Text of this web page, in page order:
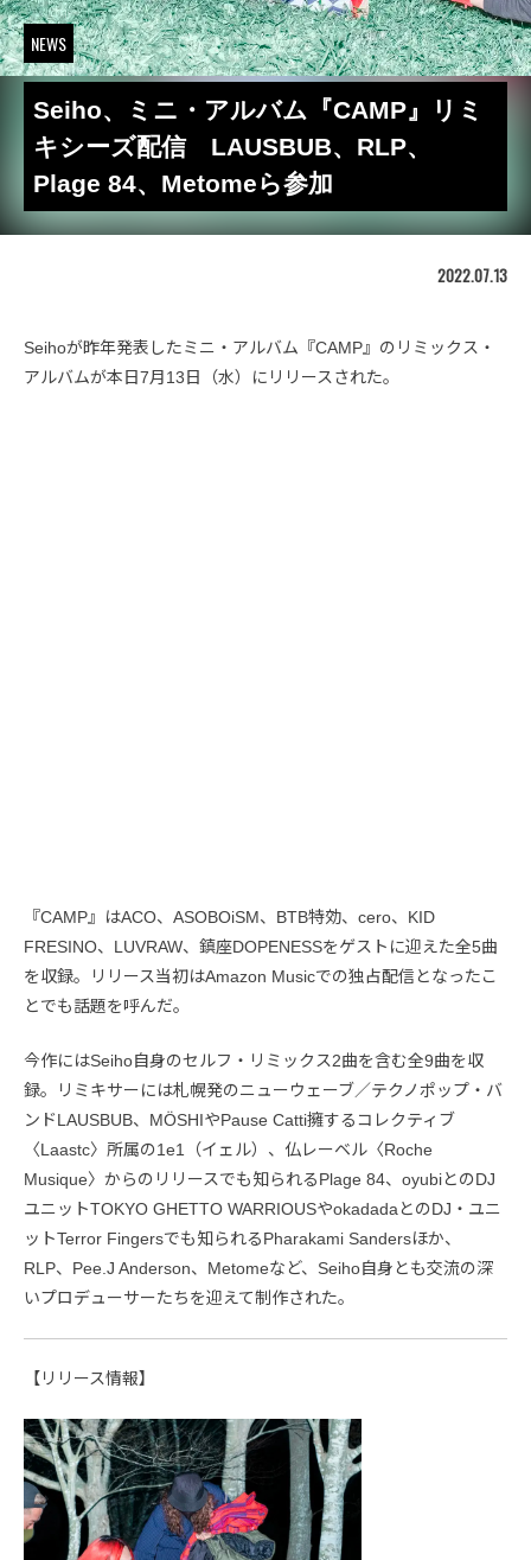
NEWS
Seiho、ミニ・アルバム『CAMP』リミ
キシーズ配信 LAUSBUB、RLP、
Plage 84、Metomeら参加
2022.07.13
Seihoが昨年発表したミニ・アルバム『CAMP』のリミックス・
アルバムが本日7月13日（水）にリリースされた。
『CAMP』はACO、ASOBOiSM、BTB特効、cero、KID
FRESINO、LUVRAW、鎮座DOPENESSをゲストに迎えた全5曲
を収録。リリース当初はAmazon Musicでの独占配信となったこ
とでも話題を呼んだ。
今作にはSeiho自身のセルフ・リミックス2曲を含む全9曲を収
録。リミキサーには札幌発のニューウェーブ／テクノポップ・バ
ンドLAUSBUB、MÖSHIやPause Catti擁するコレクティブ
〈Laastc〉所属の1e1（イェル）、仏レーベル〈Roche
Musique〉からのリリースでも知られるPlage 84、oyubiとのDJ
ユニットTOKYO GHETTO WARRIOUSやokadadaとのDJ・ユニ
ットTerror Fingersでも知られるPharakami Sandersほか、
RLP、Pee.J Anderson、Metomeなど、Seiho自身とも交流の深
いプロデューサーたちを迎えて制作された。
【リリース情報】